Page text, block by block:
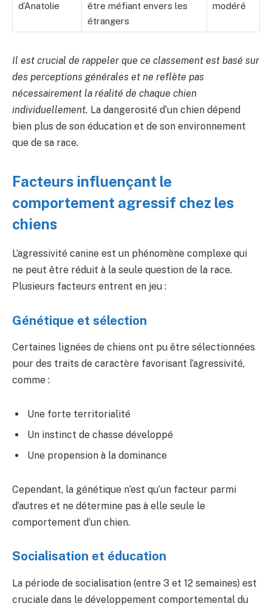
d’Anatolie
être méfiant envers les
étrangers
modéré
Il est crucial de rappeler que ce classement est basé sur
des perceptions générales et ne reflète pas
nécessairement la réalité de chaque chien
individuellement. La dangerosité d’un chien dépend
bien plus de son éducation et de son environnement
que de sa race.
Facteurs influençant le
comportement agressif chez les
chiens
L’agressivité canine est un phénomène complexe qui
ne peut être réduit à la seule question de la race.
Plusieurs facteurs entrent en jeu :
Génétique et sélection
Certaines lignées de chiens ont pu être sélectionnées
pour des traits de caractère favorisant l’agressivité,
comme :
Une forte territorialité
Un instinct de chasse développé
Une propension à la dominance
Cependant, la génétique n’est qu’un facteur parmi
d’autres et ne détermine pas à elle seule le
comportement d’un chien.
Socialisation et éducation
La période de socialisation (entre 3 et 12 semaines) est
cruciale dans le développement comportemental du